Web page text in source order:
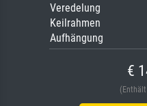
Veredelung
Keilrahmen
Aufhängung
€